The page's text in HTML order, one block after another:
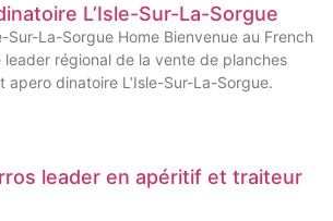
L’Isle-Sur-La-Sorgue
Sur-La-Sorgue Home Bienvenue au French
régional de la vente de planches
apero dinatoire L’Isle-Sur-La-Sorgue.
leader en apéritif et traiteur